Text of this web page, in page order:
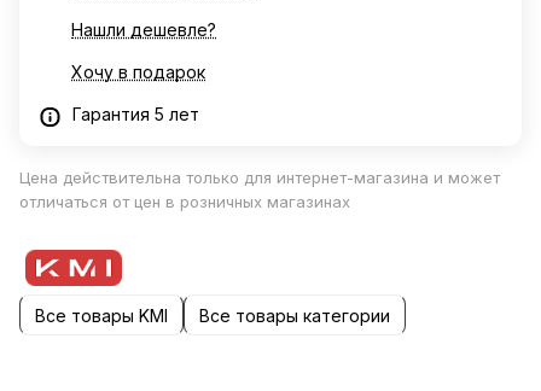
Нашли дешевле?
Хочу в подарок
Гарантия 5 лет
Цена действительна только для интернет-магазина и может
отличаться от цен в розничных магазинах
Все товары KMI Все товары категории